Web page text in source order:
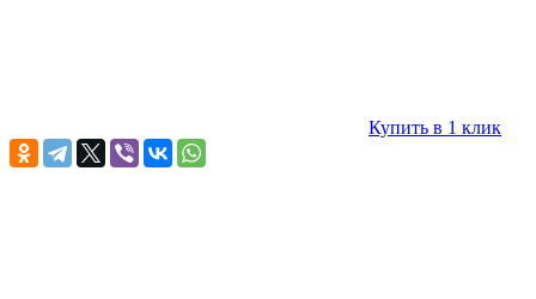
Купить в 1 клик